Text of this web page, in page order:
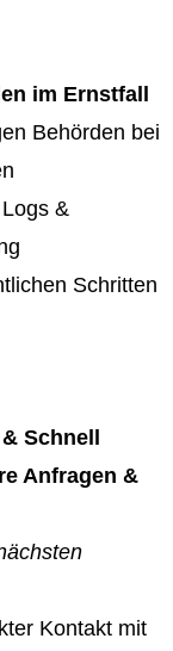
im Ernstfall
Behörden bei
&
Schritten
Schnell
Anfragen &
Kontakt mit